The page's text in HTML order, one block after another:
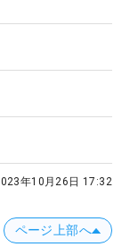
年10月26日 17:32
ページ上部へ